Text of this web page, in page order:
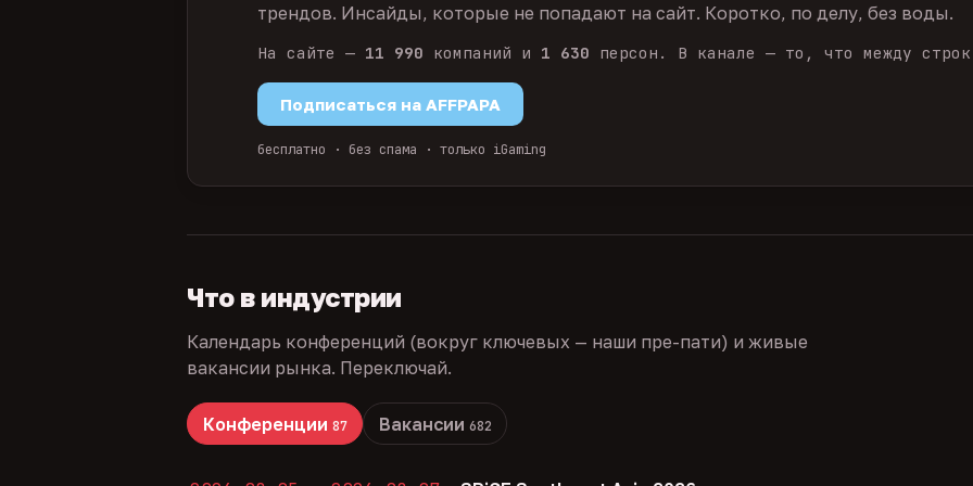
трендов. Инсайды, которые не попадают на сайт. Коротко, по делу, без воды.
На сайте — 11 990 компаний и 1 630 персон. В канале — то, что между
Подписаться на AFFPAPA
бесплатно · без спама · только iGaming
Что в индустрии
Календарь конференций (вокруг ключевых — наши пре-пати) и живые
вакансии рынка. Переключай.
Конференции 87 Вакансии 682